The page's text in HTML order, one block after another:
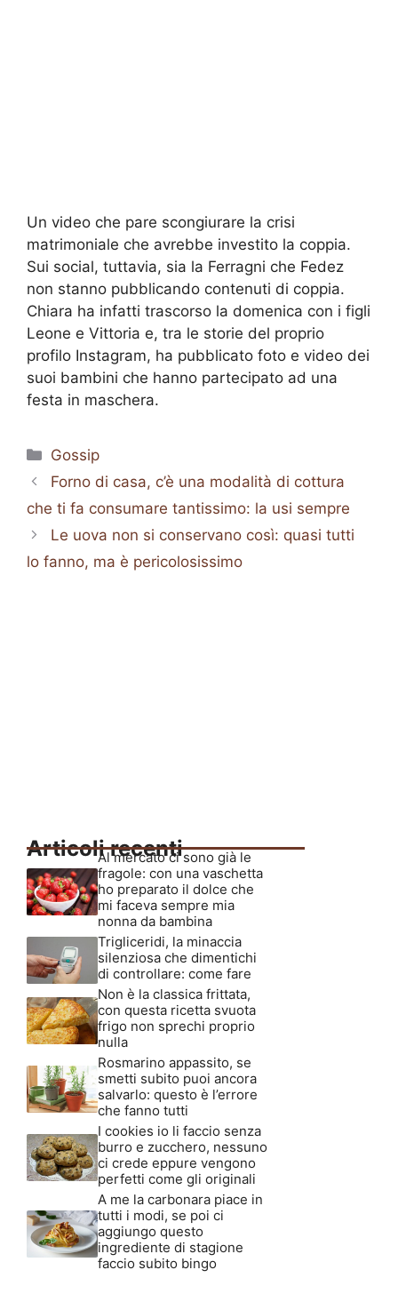
Un video che pare scongiurare la crisi
matrimoniale che avrebbe investito la coppia.
Sui social, tuttavia, sia la Ferragni che Fedez
non stanno pubblicando contenuti di coppia.
Chiara ha infatti trascorso la domenica con i figli
Leone e Vittoria e, tra le storie del proprio
profilo Instagram, ha pubblicato foto e video dei
suoi bambini che hanno partecipato ad una
festa in maschera.
Categorie
Gossip
Forno di casa, c’è una modalità di cottura
che ti fa consumare tantissimo: la usi sempre
Le uova non si conservano così: quasi tutti
lo fanno, ma è pericolosissimo
Articoli recenti
Al mercato ci sono già le
fragole: con una vaschetta
ho preparato il dolce che
mi faceva sempre mia
nonna da bambina
Trigliceridi, la minaccia
silenziosa che dimentichi
di controllare: come fare
Non è la classica frittata,
con questa ricetta svuota
frigo non sprechi proprio
nulla
Rosmarino appassito, se
smetti subito puoi ancora
salvarlo: questo è l’errore
che fanno tutti
I cookies io li faccio senza
burro e zucchero, nessuno
ci crede eppure vengono
perfetti come gli originali
A me la carbonara piace in
tutti i modi, se poi ci
aggiungo questo
ingrediente di stagione
faccio subito bingo